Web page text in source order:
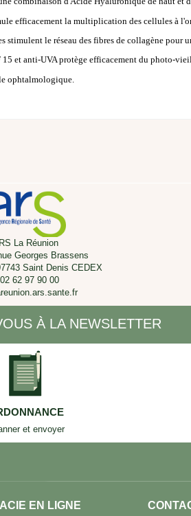
efficacement la multiplication des cellules à
stimulent le réseau des fibres de collagène pour
15 et anti-UVA protège efficacement du photo-
ophtalmologique.
La Réunion
Georges Brassens
Saint Denis CEDEX
62 97 90 00
À LA NEWSLETTER
et envoyer
EN LIGNE